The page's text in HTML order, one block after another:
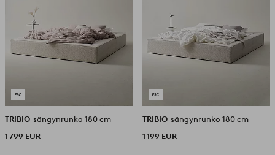
TRIBIO sängynrunko 180 cm
1 799 EUR
TRIBIO sängynrunko 180 cm
1 199 EUR